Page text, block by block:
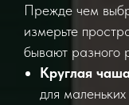
Прежде чем
измерьте
бывают
Круглая чаша
для